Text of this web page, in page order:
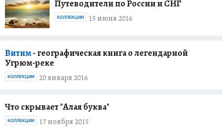
Путеводители по России и СНГ
15 июня 2016
КОЛЛЕКЦИИ
Витим- географическая книга о легендарной
Угрюм-реке
20 января 2016
КОЛЛЕКЦИИ
Что скрывает "Алая буква"
17 ноября 2015
КОЛЛЕКЦИИ